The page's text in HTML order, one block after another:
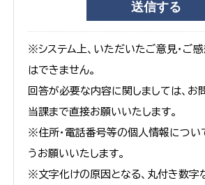
※システム上、いただいたご意見・ご
はできません。
回答が必要な内容に関しましては、お
当課まで直接お願いいたします。
※住所・電話番号等の個人情報につい
うお願いいたします。
※文字化けの原因となる、丸付き数字